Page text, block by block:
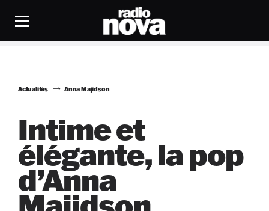
Actualités Anna Majidson
Intime et
élégante, la pop
d’Anna